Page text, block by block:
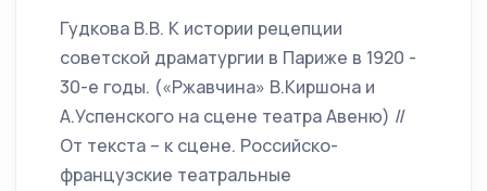
Гудкова В.В. К истории рецепции
советской драматургии в Париже в 1920 -
30-е годы. («Ржавчина» В.Киршона и
А.Успенского на сцене театра Авеню) //
От текста – к сцене. Российско-
французские театральные